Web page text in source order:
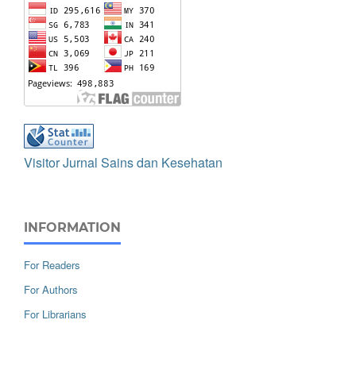
Visitor Jurnal Sains dan Kesehatan
INFORMATION
For Readers
For Authors
For Librarians